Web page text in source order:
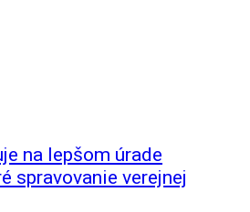
na lepšom úrade
spravovanie verejnej